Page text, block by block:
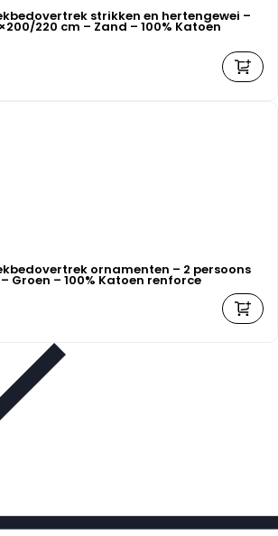
strikken en hertengewei –
220 cm – Zand – 100% Katoen
ornamenten – 2 persoons
Groen – 100% Katoen renforce